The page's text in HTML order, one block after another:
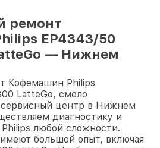
ремонт
EP4343/50
— Нижнем
Кофемашин Philips
LatteGo, смело
центр в Нижнем
диагностику и
любой сложности.
большой опыт, включая